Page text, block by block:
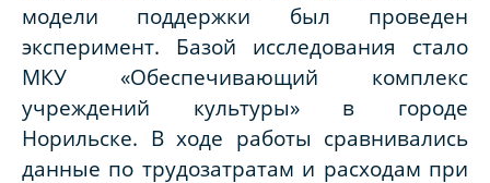
модели поддержки был проведен
эксперимент. Базой исследования стало
МКУ «Обеспечивающий комплекс
учреждений культуры» в городе
Норильске. В ходе работы сравнивались
данные по трудозатратам и расходам при